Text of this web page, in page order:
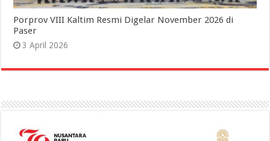
Porprov VIII Kaltim Resmi Digelar November 2026 di
Paser
3 April 2026